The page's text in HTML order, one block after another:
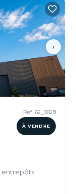
›
Réf. 62_0028
À VENDRE
entrepôts